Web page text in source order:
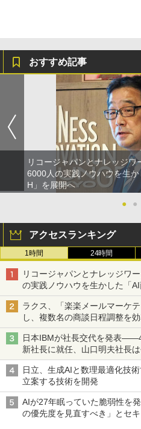
おすすめ記事
リコージャパンとナレッジ
6000人の実践ノウハウを生
H」を展開へ
●
●
アクセスランキング
1時間 24時間
リコージャパンとナレッジワ
の実践ノウハウを生かした「
ラクス、「楽楽メールマーケ
し、複数名の商談日程調整を
日本IBMが社長交代を発表
新社長に就任、山口明夫社長
日立、生成AIと数理最適化技
立案する技術を開発
AIが27年眠っていた脆弱性を
の優先度を見直すべき」とセ